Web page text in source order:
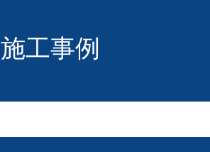
施工事例